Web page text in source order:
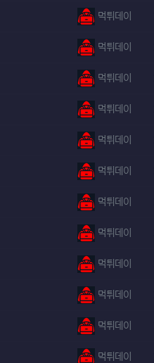
등록자먹튀데이
등록자먹튀데이
등록자먹튀데이
등록자먹튀데이
등록자먹튀데이
등록자먹튀데이
등록자먹튀데이
등록자먹튀데이
등록자먹튀데이
등록자먹튀데이
등록자먹튀데이
등록자먹튀데이